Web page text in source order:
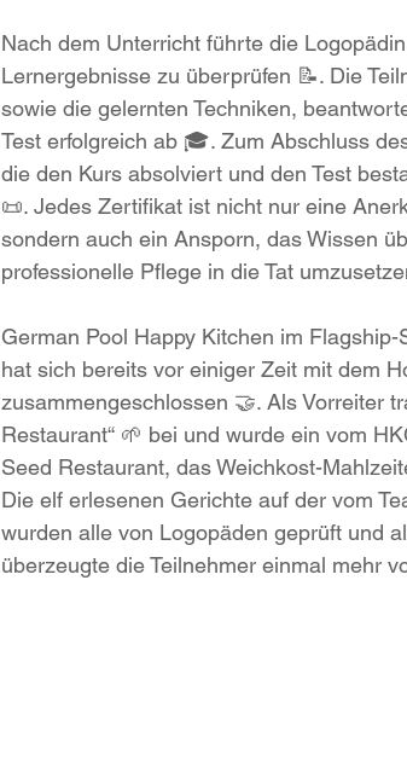
Nach dem Unterricht führte die
Lernergebnisse zu überprüfen 📝. Die
sowie die gelernten Techniken,
Test erfolgreich ab 🎓. Zum Abschluss
die den Kurs absolviert und den Test
📜. Jedes Zertifikat ist nicht nur eine
sondern auch ein Ansporn, das Wissen
professionelle Pflege in die Tat
German Pool Happy Kitchen im
hat sich bereits vor einiger Zeit mit dem
zusammengeschlossen 🤝. Als Vorreiter
Restaurant“ 🌱 bei und wurde ein vom
Seed Restaurant, das Weichkost-
Die elf erlesenen Gerichte auf der vom
wurden alle von Logopäden geprüft und
überzeugte die Teilnehmer einmal mehr